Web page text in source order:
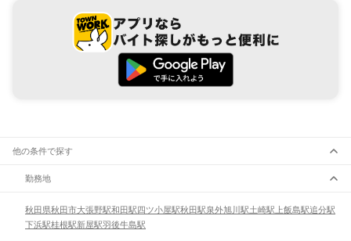
他の条件で探す
勤務地
秋田県秋田市大張野駅和田駅四ツ小屋駅秋田駅泉外旭川駅土崎駅 上飯島駅追分駅
下浜駅桂根駅新屋駅羽後牛島駅